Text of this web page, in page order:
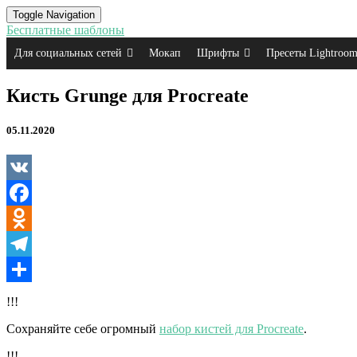
Toggle Navigation
Бесплатные шаблоны
Для социальных сетей Мокап Шрифты Пресеты Lightroom
Кисть
Grunge
Procreate
Кисть Grunge для Procreate
05.11.2020
VK
Facebook
Odnoklassniki
Telegram
Отправить
!!!
Сохраняйте себе огромный набор кистей для Procreate.